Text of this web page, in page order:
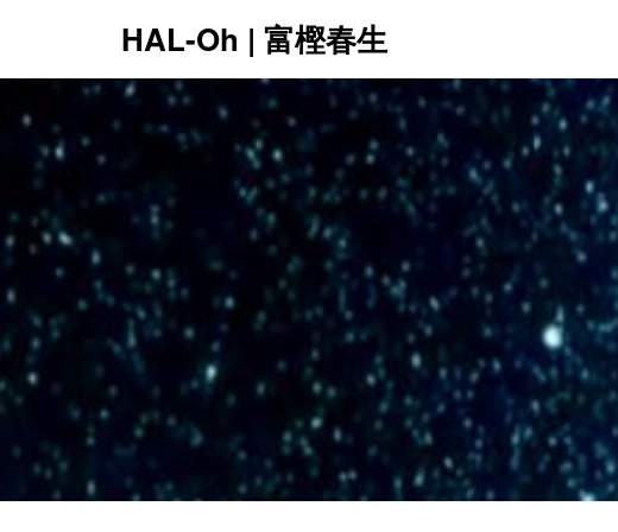
HAL-Oh | 富樫春生
12:00 AM
1:00 AM
2:00 AM
3:00 AM
4:00 AM